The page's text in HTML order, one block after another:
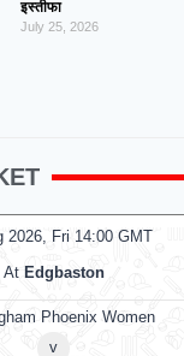
इस्तीफा
July 25, 2026
2026, Fri 13:00 GMT
At Grace Road
v